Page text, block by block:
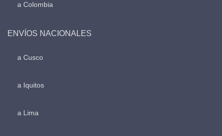
a Colombia
ENVÍOS NACIONALES
a Cusco
a Iquitos
a Lima